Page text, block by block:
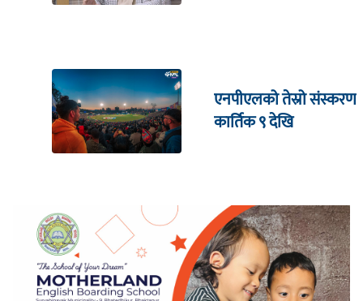
एनपीएलको तेस्रो संस्करण
कार्तिक ९ देखि